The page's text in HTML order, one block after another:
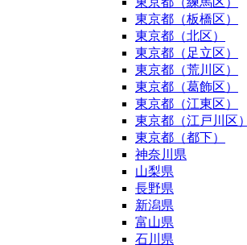
東京都（板橋区）
東京都（北区）
東京都（足立区）
東京都（荒川区）
東京都（葛飾区）
東京都（江東区）
東京都（江戸川区）
東京都（都下）
神奈川県
山梨県
長野県
新潟県
富山県
石川県